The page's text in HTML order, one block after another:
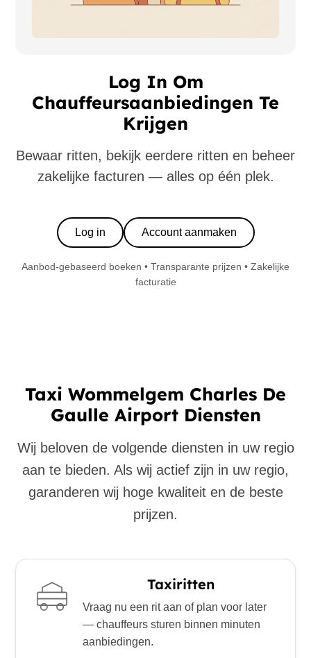
Log In Om
Chauffeursaanbiedingen Te
Krijgen
Bewaar ritten, bekijk eerdere ritten en beheer
zakelijke facturen — alles op één plek.
Log in Account aanmaken
Aanbod-gebaseerd boeken • Transparante prijzen • Zakelijke
facturatie
Taxi Wommelgem Charles De
Gaulle Airport Diensten
Wij beloven de volgende diensten in uw regio
aan te bieden. Als wij actief zijn in uw regio,
garanderen wij hoge kwaliteit en de beste
prijzen.
Taxiritten
Vraag nu een rit aan of plan voor later
— chauffeurs sturen binnen minuten
aanbiedingen.